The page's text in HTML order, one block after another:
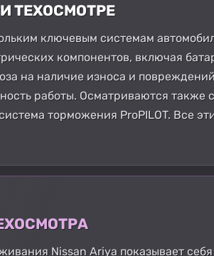
ТЕХОСМОТРЕ
ключевым системам
компонентов, включая
на наличие износа и
работы. Осматриваются также
торможения ProPILOT. Все
Nissan Ariya показывает